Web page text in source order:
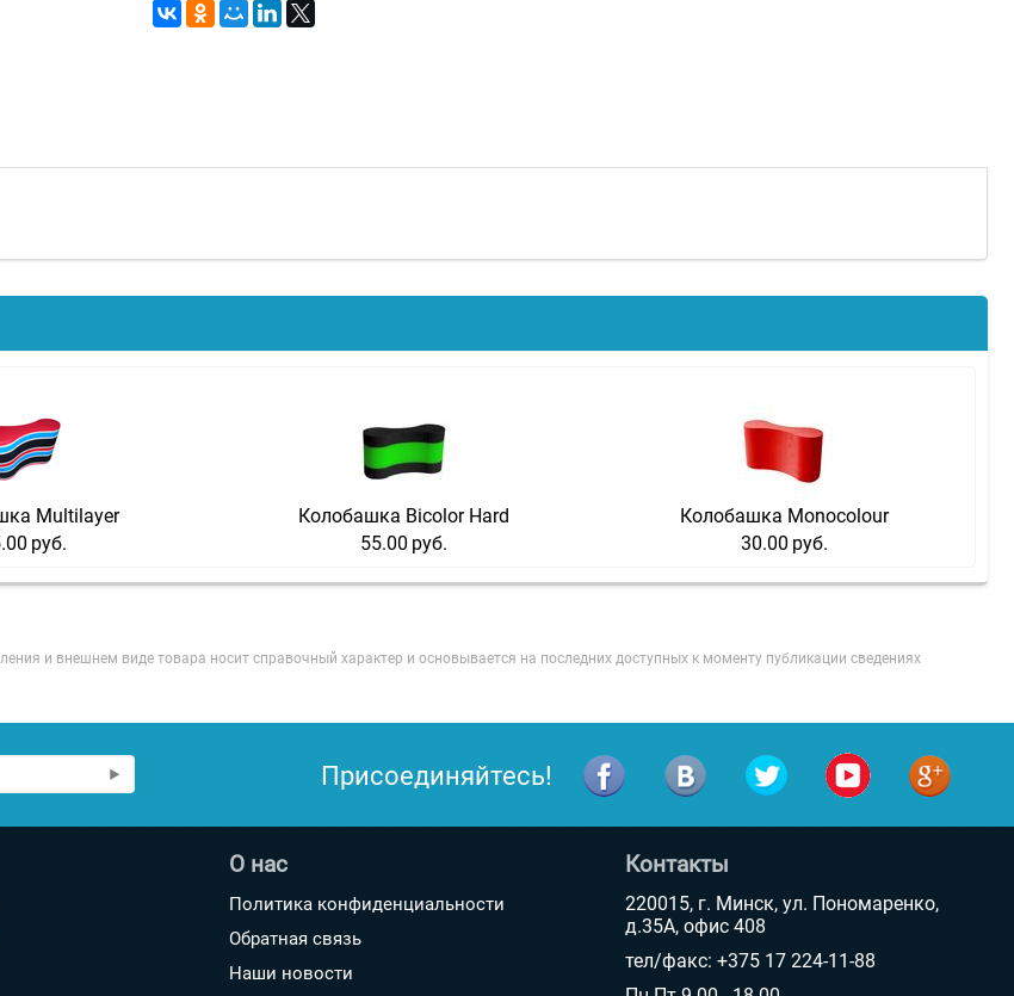
Multilayer
руб.
Колобашка Bicolor Hard
55.00 руб.
Колобашка Monocolour
30.00 руб.
и внешнем виде товара носит справочный характер и основывается на последних доступных к моменту публикации сведениях
Присоединяйтесь!
О нас
Политика конфиденциальности
Обратная связь
Наши новости
Контакты
220015, г. Минск, ул. Пономаренко,
д.35А, офис 408
тел/факс: +375 17 224-11-88